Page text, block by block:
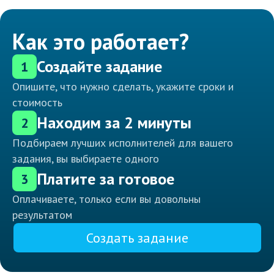
Как это работает?
1 Создайте задание
Опишите, что нужно сделать, укажите сроки и
стоимость
2 Находим за 2 минуты
Подбираем лучших исполнителей для вашего
задания, вы выбираете одного
3 Платите за готовое
Оплачиваете, только если вы довольны
результатом
Создать задание